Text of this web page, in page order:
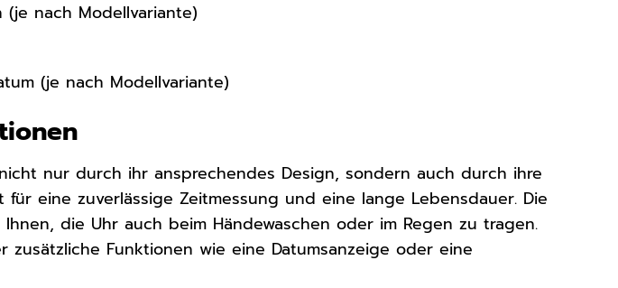
(je nach Modellvariante)
(je nach Modellvariante)
nur durch ihr ansprechendes Design, sondern auch durch ihre
für eine zuverlässige Zeitmessung und eine lange Lebensdauer. Die
die Uhr auch beim Händewaschen oder im Regen zu tragen.
Funktionen wie eine Datumsanzeige oder eine